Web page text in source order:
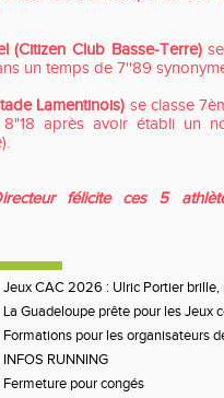
(Citizen Club Basse-Terre)
un temps de 7''89
Lamentinois) se classe
après avoir établi un
félicite ces 5
Jeux CAC 2026 : Ulric Portier
La Guadeloupe prête pour les Jeux
Formations pour les organisateurs
INFOS RUNNING
Fermeture pour congés